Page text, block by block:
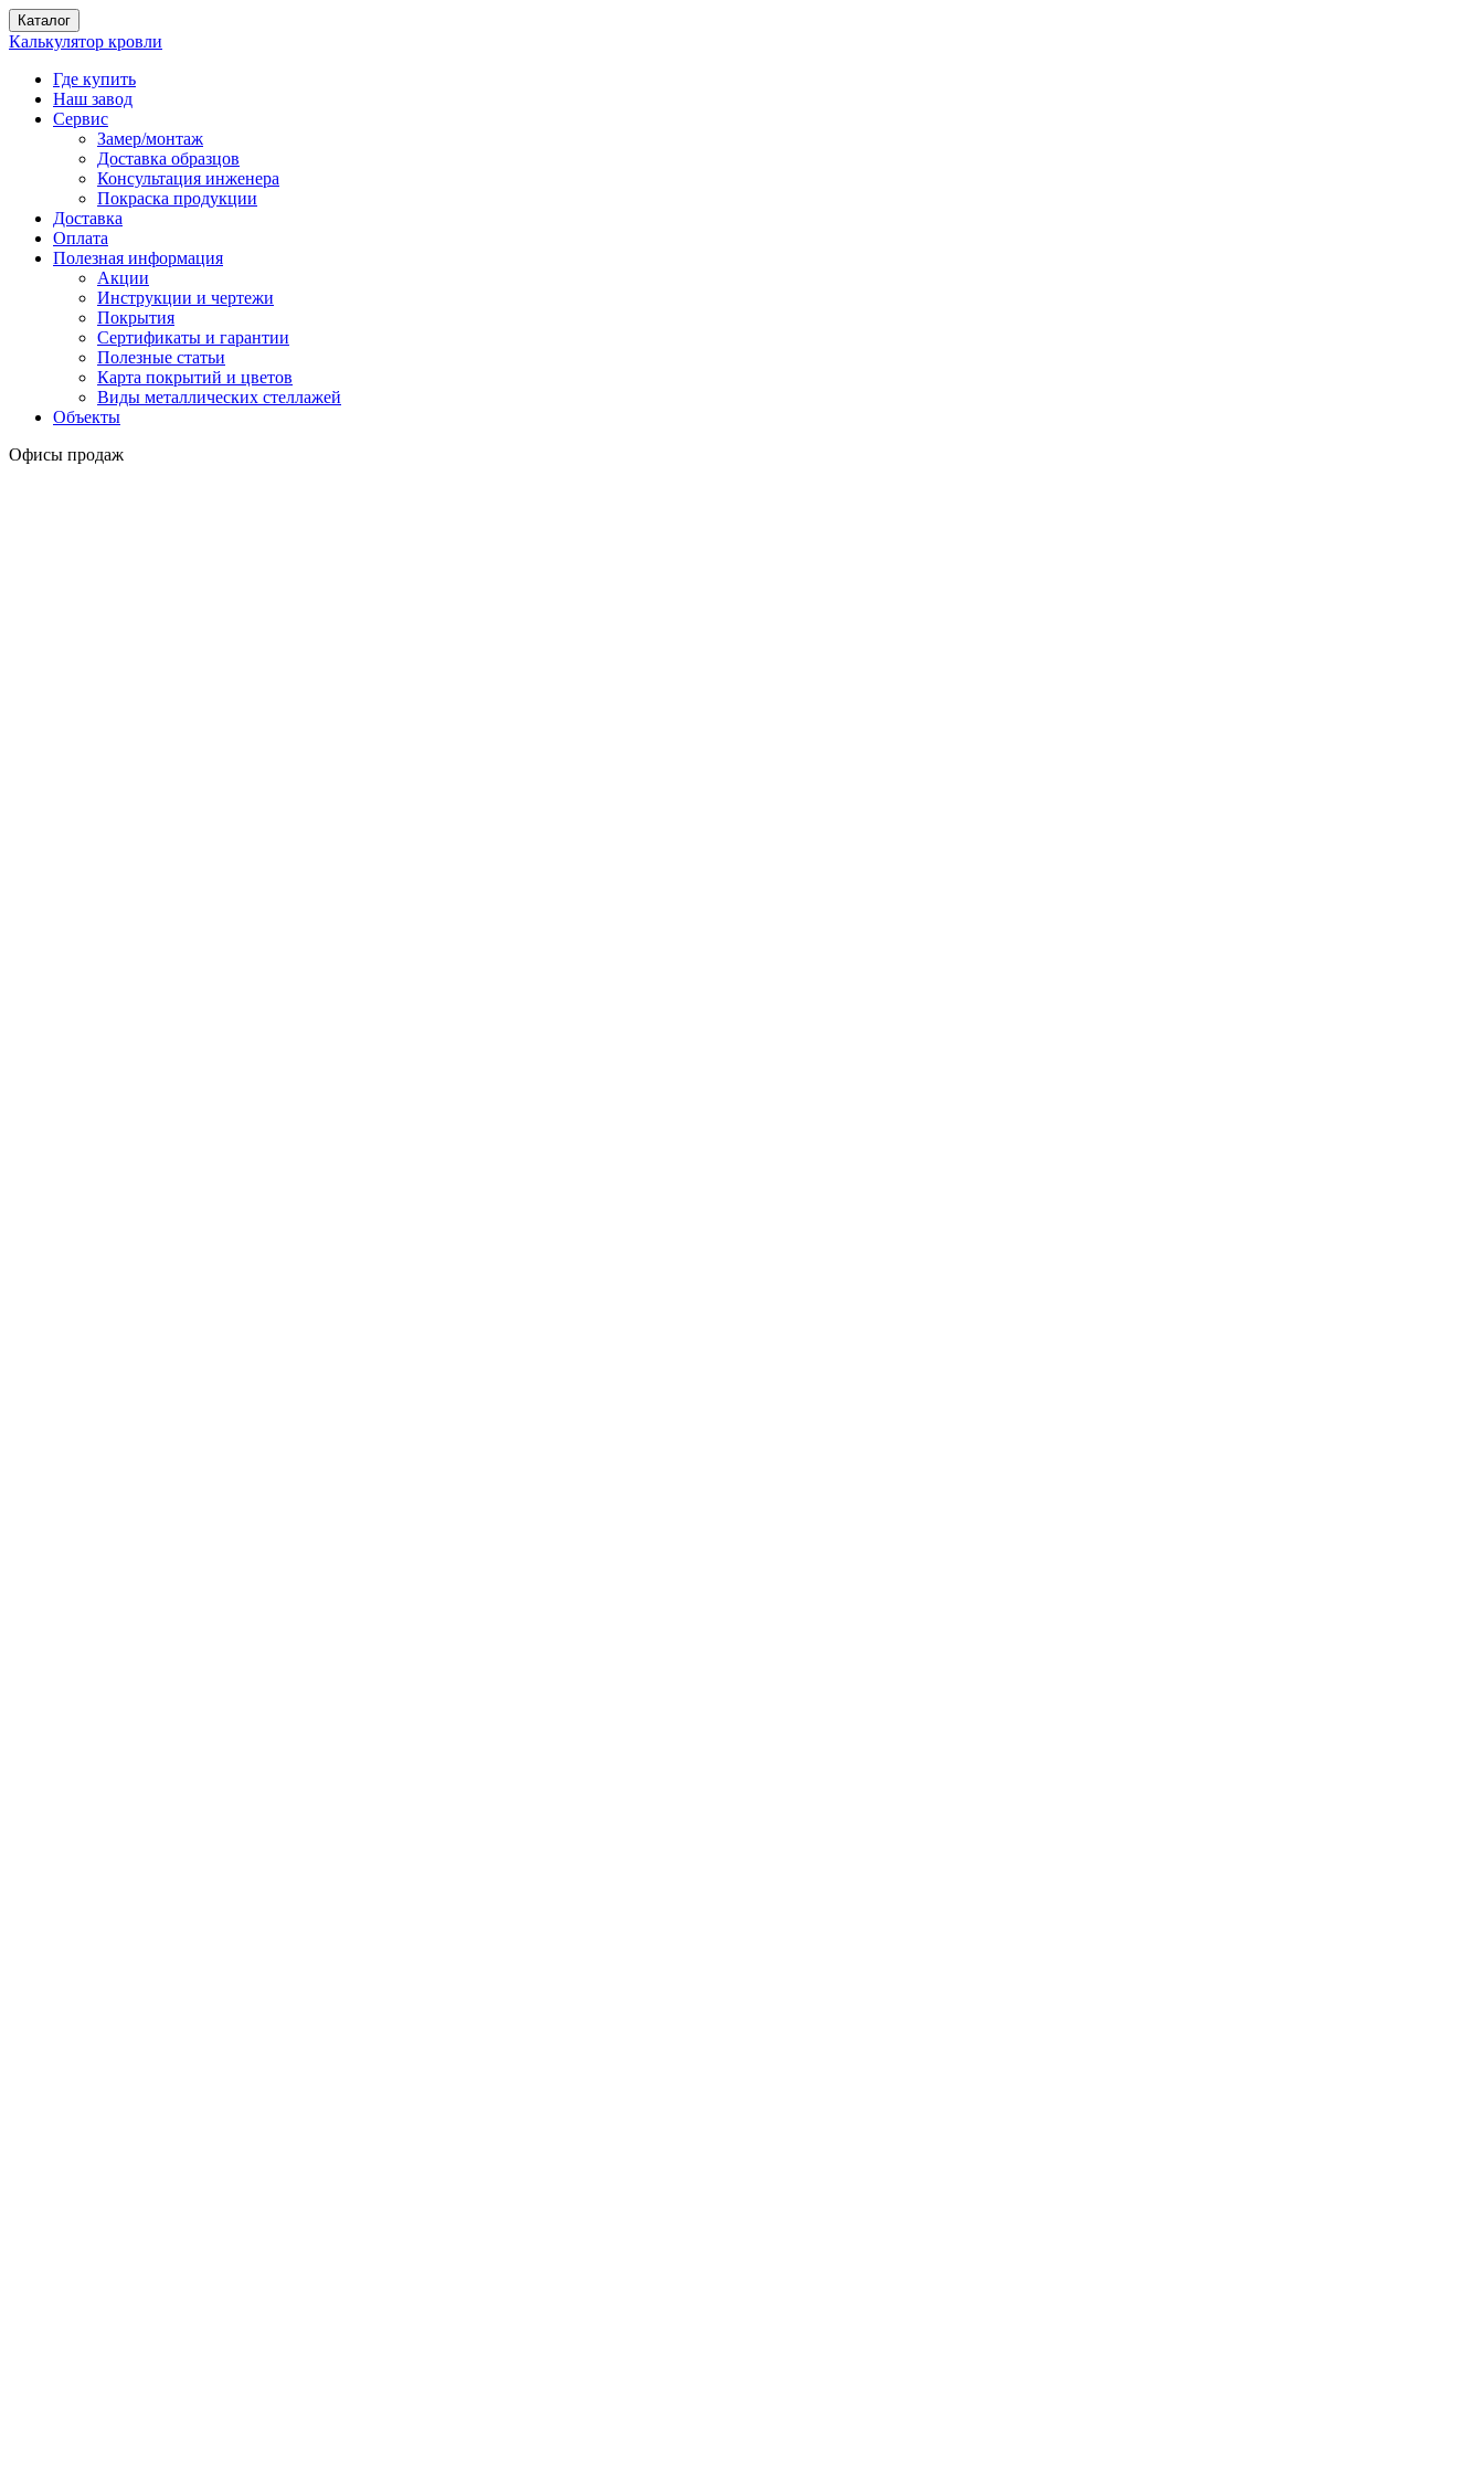
Каталог
Калькулятор кровли
Где купить
Наш завод
Сервис
Замер/монтаж
Доставка образцов
Консультация инженера
Покраска продукции
Доставка
Оплата
Полезная информация
Акции
Инструкции и чертежи
Покрытия
Сертификаты и гарантии
Полезные статьи
Карта покрытий и цветов
Виды металлических стеллажей
Объекты
Офисы продаж